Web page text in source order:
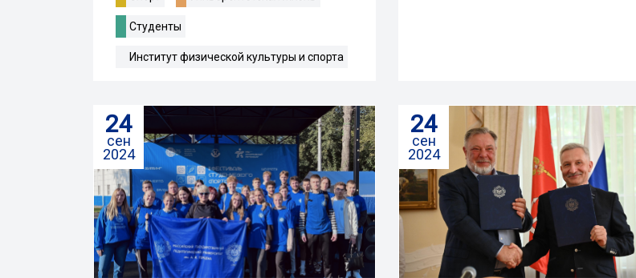
Студенты
Институт физической культуры и спорта
24
сен
2024
24
сен
2024